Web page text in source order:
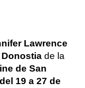
Lawrence
de la
de San
del 19 a 27 de